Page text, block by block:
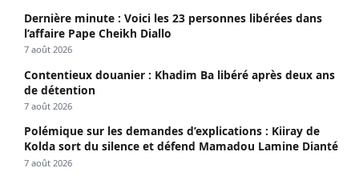
Dernière minute : Voici les 23 personnes libérées dans
l’affaire Pape Cheikh Diallo
7 août 2026
Contentieux douanier : Khadim Ba libéré après deux ans
de détention
7 août 2026
Polémique sur les demandes d’explications : Kiiray de
Kolda sort du silence et défend Mamadou Lamine Dianté
7 août 2026